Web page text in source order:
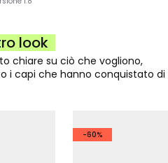
look
chiare su ciò che vogliono,
i capi che hanno conquistato di
-60%